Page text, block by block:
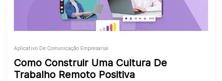
Aplicativo De Comunicação Empresarial
Como Construir Uma Cultura De
Trabalho Remoto Positiva